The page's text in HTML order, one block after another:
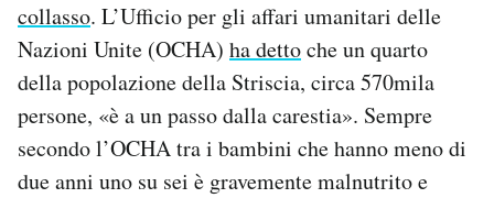
collasso. L’Ufficio per gli affari umanitari delle
Nazioni Unite (OCHA) ha dettoche un quarto
della popolazione della Striscia, circa 570mila
persone, «è a un passo dalla carestia». Sempre
secondo l’OCHA tra i bambini che hanno meno di
due anni uno su sei è gravemente malnutrito e